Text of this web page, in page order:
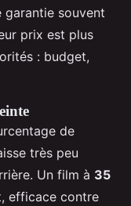
garantie souvent
prix est plus
: budget,
de
très peu
Un film à 35
efficace contre